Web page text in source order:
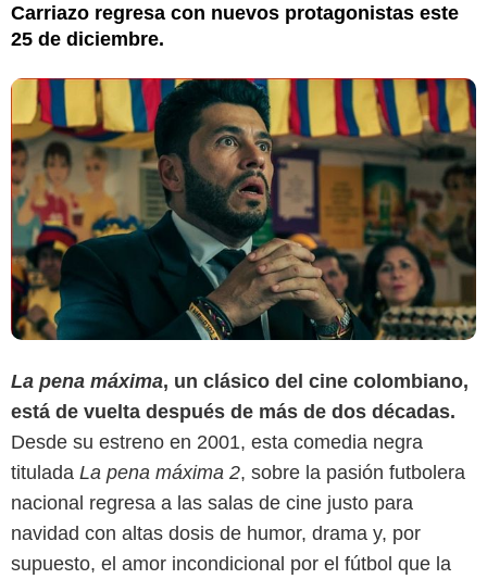
Carriazo regresa con nuevos protagonistas este
25 de diciembre.
La pena máxima, un clásico del cine colombiano,
está de vuelta después de más de dos décadas.
Desde su estreno en 2001, esta comedia negra
titulada La pena máxima 2, sobre la pasión futbolera
nacional regresa a las salas de cine justo para
navidad con altas dosis de humor, drama y, por
supuesto, el amor incondicional por el fútbol que la